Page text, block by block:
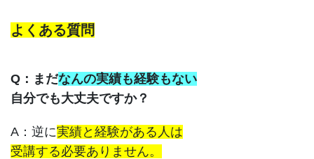
よくある質問
Q：まだなんの実績も経験もない
自分でも大丈夫ですか？
A：逆に実績と経験がある人は
受講する必要ありません。